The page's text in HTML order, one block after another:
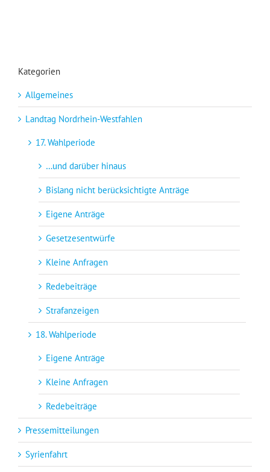
Kategorien
Allgemeines
Landtag Nordrhein-Westfahlen
17. Wahlperiode
…und darüber hinaus
Bislang nicht berücksichtigte Anträge
Eigene Anträge
Gesetzesentwürfe
Kleine Anfragen
Redebeiträge
Strafanzeigen
18. Wahlperiode
Eigene Anträge
Kleine Anfragen
Redebeiträge
Pressemitteilungen
Syrienfahrt